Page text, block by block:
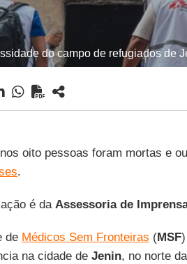
do campo de refugiados de
oito pessoas foram mortas e
.
é da Assessoria de
de Médicos Sem Fronteiras (MSF
na cidade de Jenin, no norte da